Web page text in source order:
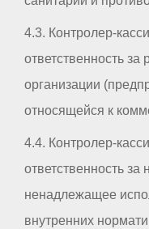
4.3. Контролер-
ответственность
организации
относящейся к
4.4. Контролер-
ответственность
ненадлежащее
внутренних